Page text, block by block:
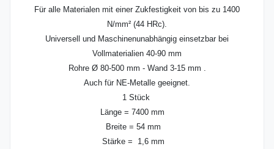
Für alle Materialen mit einer Zukfestigkeit von bis zu 1400
N/mm² (44 HRc).
Universell und Maschinenunabhängig einsetzbar bei
Vollmaterialien 40-90 mm
Rohre Ø 80-500 mm - Wand 3-15 mm .
Auch für NE-Metalle geeignet.
1 Stück
Länge = 7400 mm
Breite = 54 mm
Stärke = 1,6 mm